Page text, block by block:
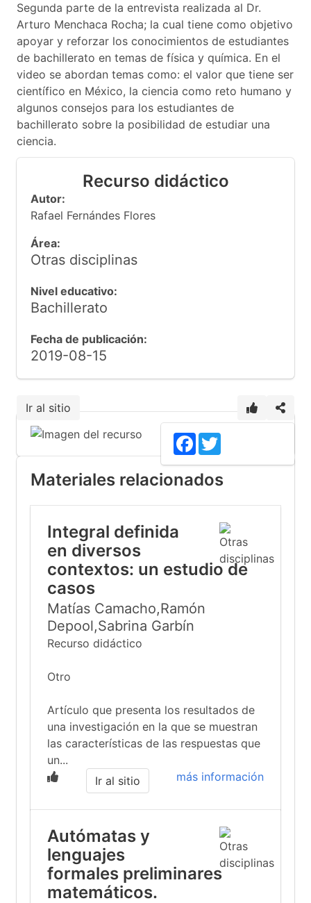
Segunda parte de la entrevista realizada al Dr.
Arturo Menchaca Rocha; la cual tiene como objetivo
apoyar y reforzar los conocimientos de estudiantes
de bachillerato en temas de física y química. En el
video se abordan temas como: el valor que tiene ser
científico en México, la ciencia como reto humano y
algunos consejos para los estudiantes de
bachillerato sobre la posibilidad de estudiar una
ciencia.
Recurso didáctico
Autor:
Rafael Fernándes Flores
Área:
Otras disciplinas
Nivel educativo:
Bachillerato
Fecha de publicación:
2019-08-15
Ir al sitio
Facebook
Materiales relacionados
Integral definida
en diversos
contextos: un estudio de
casos
Matías Camacho,Ramón
Depool,Sabrina Garbín
Recurso didáctico
Otro
Artículo que presenta los resultados de
una investigación en la que se muestran
las características de las respuestas que
un...
más información
Ir al sitio
Autómatas y
lenguajes
formales preliminares
matemáticos.